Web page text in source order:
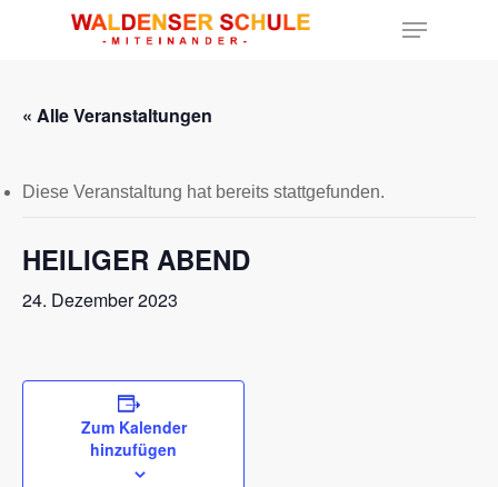
« Alle Veranstaltungen
Diese Veranstaltung hat bereits stattgefunden.
HEILIGER ABEND
24. Dezember 2023
Zum Kalender
hinzufügen